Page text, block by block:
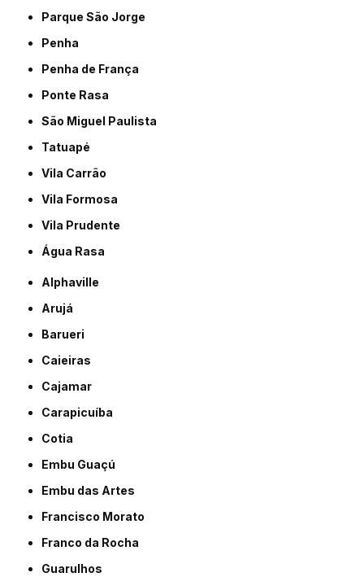
Parque São Jorge
Penha
Penha de França
Ponte Rasa
São Miguel Paulista
Tatuapé
Vila Carrão
Vila Formosa
Vila Prudente
Água Rasa
Alphaville
Arujá
Barueri
Caieiras
Cajamar
Carapicuíba
Cotia
Embu Guaçú
Embu das Artes
Francisco Morato
Franco da Rocha
Guarulhos